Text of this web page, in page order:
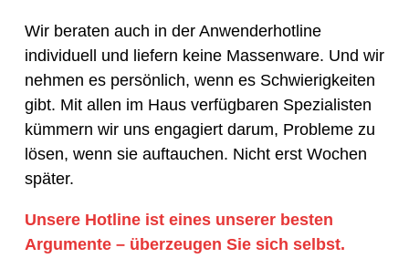
Wir beraten auch in der Anwenderhotline
individuell und liefern keine Massenware. Und wir
nehmen es persönlich, wenn es Schwierigkeiten
gibt. Mit allen im Haus verfügbaren Spezialisten
kümmern wir uns engagiert darum, Probleme zu
lösen, wenn sie auftauchen. Nicht erst Wochen
später.
Unsere Hotline ist eines unserer besten
Argumente – überzeugen Sie sich selbst.